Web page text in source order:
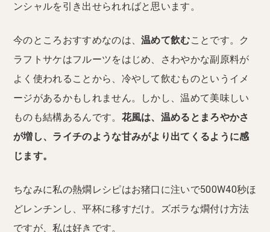
ンシャルを引き出せられればと思います。
今のところおすすめなのは、温めて飲むことです。ク
ラフトサケはフルーツをはじめ、さわやかな副原料が
よく使われることから、冷やして飲むものというイメ
ージがあるかもしれません。しかし、温めて美味しい
ものも結構あるんです。 花風は、温めるとまろやかさ
が増し、ライチのような甘みがより出てくるように感
じます。
ちなみに私の熱燗レシピはお猪口に注いで500W40秒ほ
どレンチンし、平杯に移すだけ。ズボラな燗付け方法
ですが、私は好きです。